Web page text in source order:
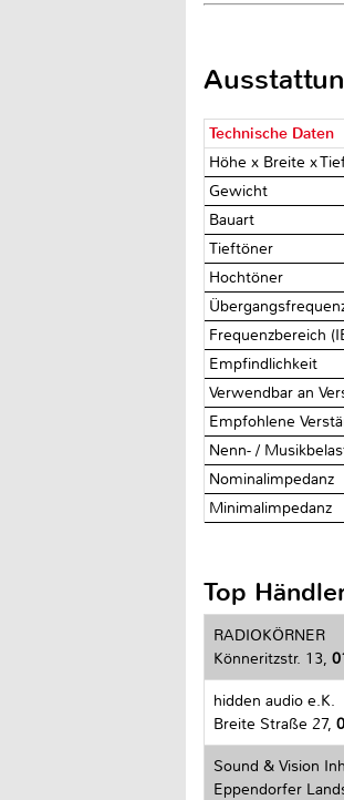
Technische Daten
Höhe x Breite x
Gewicht
Bauart
Tieftöner
Hochtöner
Frequenzbereich
Empfindlichkeit
Verwendbar an
Empfohlene
Nenn- /
Nominalimpedanz
Minimalimpedanz
Top
RADIOKÖRNER
Könneritzstr. 13,
hidden audio e.K.
Breite Straße 27,
Sound & Vision
Eppendorfer